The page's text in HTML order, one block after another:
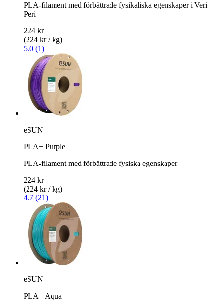
PLA-filament med förbättrade fysikaliska egenskaper i Veri
Peri
224 kr
(224 kr / kg)
5.0 (1)
eSUN
PLA+ Purple
PLA-filament med förbättrade fysiska egenskaper
224 kr
(224 kr / kg)
4.7 (21)
eSUN
PLA+ Aqua